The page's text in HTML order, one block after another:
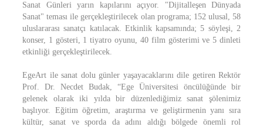
Sanat Günleri yarın kapılarını açıyor. "Dijitalleşen Dünyada
Sanat" teması ile gerçekleştirilecek olan programa; 152 ulusal, 58
uluslararası sanatçı katılacak. Etkinlik kapsamında; 5 söyleşi, 2
konser, 1 gösteri, 1 tiyatro oyunu, 40 film gösterimi ve 5 dinleti
etkinliği gerçekleştirilecek.
EgeArt ile sanat dolu günler yaşayacaklarını dile getiren Rektör
Prof. Dr. Necdet Budak, “Ege Üniversitesi öncülüğünde bir
gelenek olarak iki yılda bir düzenlediğimiz sanat şölenimiz
başlıyor. Eğitim öğretim, araştırma ve geliştirmenin yanı sıra
kültür, sanat ve sporda da adını aldığı bölgede önemli rol